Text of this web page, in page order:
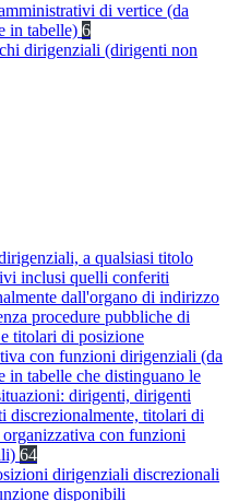
di vertice (da
in tabelle) 6
dirigenziali (dirigenti non
a qualsiasi titolo
inclusi quelli conferiti
dall'organo di indirizzo
procedure pubbliche di
titolari di posizione
con funzioni dirigenziali (da
in tabelle che distinguano le
dirigenti, dirigenti
discrezionalmente, titolari di
con funzioni
64
dirigenziali discrezionali
disponibili